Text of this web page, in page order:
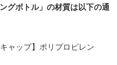
グボトル」の材質は以下の通
ャップ】ポリプロピレン